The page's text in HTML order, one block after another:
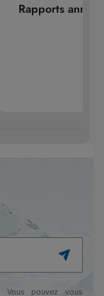
Rapports
Vous pouvez vous